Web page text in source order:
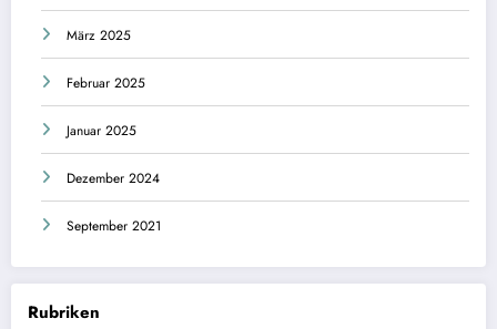
März 2025
Februar 2025
Januar 2025
Dezember 2024
September 2021
Rubriken